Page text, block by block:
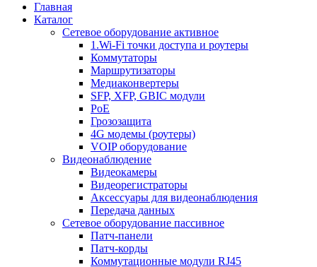
Главная
Каталог
Сетевое оборудование активное
1.Wi-Fi точки доступа и роутеры
Коммутаторы
Маршрутизаторы
Медиаконвертеры
SFP, XFP, GBIC модули
PoE
Грозозащита
4G модемы (роутеры)
VOIP оборудование
Видеонаблюдение
Видеокамеры
Видеорегистраторы
Аксессуары для видеонаблюдения
Передача данных
Сетевое оборудование пассивное
Патч-панели
Патч-корды
Коммутационные модули RJ45